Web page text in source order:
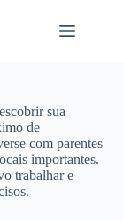
sua
de
com parentes
importantes.
trabalhar e